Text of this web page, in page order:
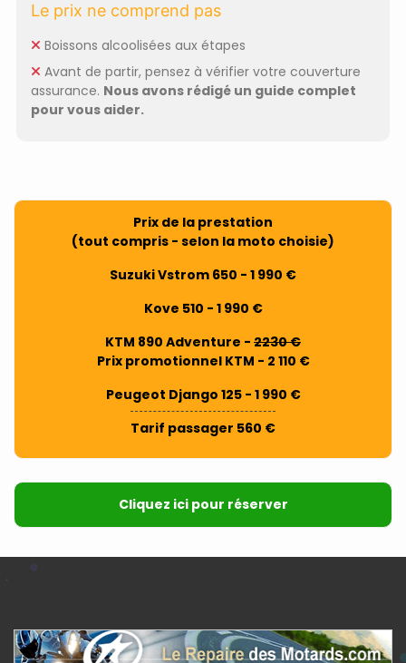
Le prix ne comprend pas
Boissons alcoolisées aux étapes
Avant de partir, pensez à vérifier votre couverture
assurance. Nous avons rédigé un guide complet
pour vous aider.
Prix de la prestation
(tout compris - selon la moto choisie)
Suzuki Vstrom 650 - 1 990 €
Kove 510 - 1 990 €
KTM 890 Adventure - 2230 €
Prix promotionnel KTM - 2 110 €
Peugeot Django 125 - 1 990 €
Tarif passager 560 €
Cliquez ici pour réserver